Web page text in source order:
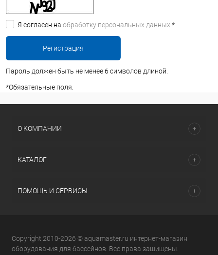
Я согласен на обработку персональных данных. *
Пароль должен быть не менее 6 символов длиной.
*Обязательные поля.
О КОМПАНИИ
КАТАЛОГ
ПОМОЩЬ И СЕРВИСЫ
Copyright 2010-2026 © aquamaster.ru интернет-магазин
оборудования для бассейнов. Все права защищены.